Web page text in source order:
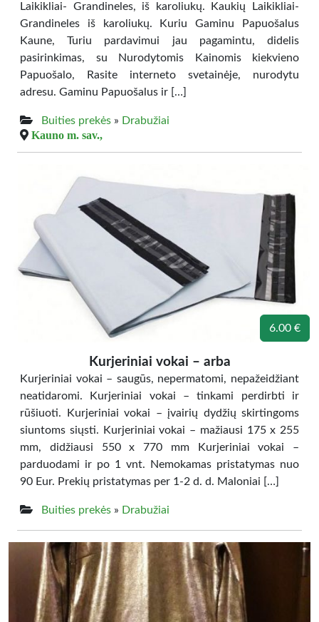
Laikikliai- Grandineles, iš karoliukų. Kaukių Laikikliai-
Grandineles iš karoliukų. Kuriu Gaminu Papuošalus
Kaune, Turiu pardavimui jau pagamintu, didelis
pasirinkimas, su Nurodytomis Kainomis kiekvieno
Papuošalo, Rasite interneto svetainėje, nurodytu
adresu. Gaminu Papuošalus ir […]
Buities prekės » Drabužiai
Kauno m. sav.,
6.00 €
Kurjeriniai vokai – arba
Kurjeriniai vokai – saugūs, nepermatomi, nepažeidžiant
neatidaromi. Kurjeriniai vokai – tinkami perdirbti ir
rūšiuoti. Kurjeriniai vokai – įvairių dydžių skirtingoms
siuntoms siųsti. Kurjeriniai vokai – mažiausi 175 x 255
mm, didžiausi 550 x 770 mm Kurjeriniai vokai –
parduodami ir po 1 vnt. Nemokamas pristatymas nuo
90 Eur. Prekių pristatymas per 1-2 d. d. Maloniai […]
Buities prekės » Drabužiai